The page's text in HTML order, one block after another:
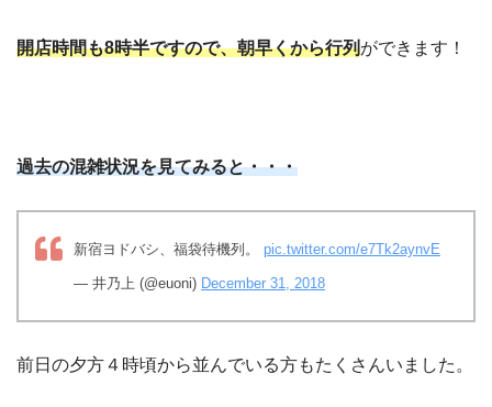
開店時間も8時半ですので、朝早くから行列ができます！
過去の混雑状況を見てみると・・・
新宿ヨドバシ、福袋待機列。 pic.twitter.com/e7Tk2aynvE
— 井乃上 (@euoni) December 31, 2018
前日の夕方４時頃から並んでいる方もたくさんいました。